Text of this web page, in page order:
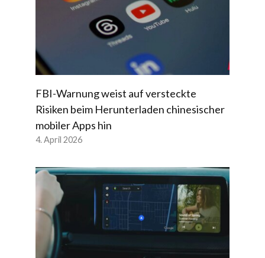
FBI-Warnung weist auf versteckte
Risiken beim Herunterladen chinesischer
mobiler Apps hin
4. April 2026